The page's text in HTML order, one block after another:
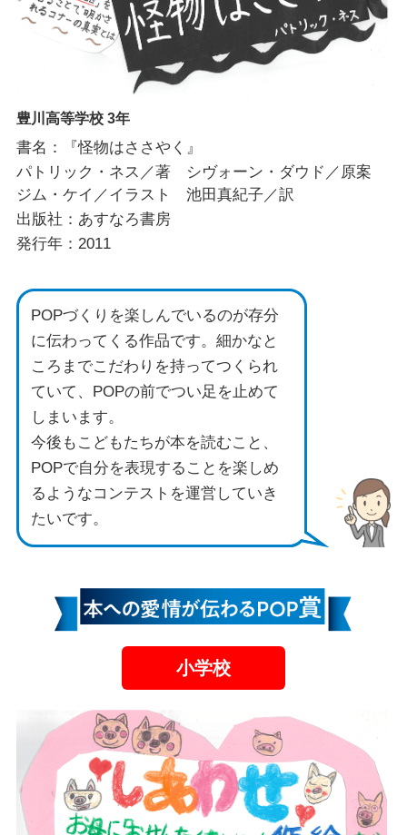
豊川高等学校 3年
書名：『怪物はささやく』
パトリック・ネス／著 シヴォーン・ダウド／原案
ジム・ケイ／イラスト 池田真紀子／訳
出版社：あすなろ書房
発行年：2011
POPづくりを楽しんでいるのが存分
に伝わってくる作品です。細かなと
ころまでこだわりを持ってつくられ
ていて、POPの前でつい足を止めて
しまいます。
今後もこどもたちが本を読むこと、
POPで自分を表現することを楽しめ
るようなコンテストを運営していき
たいです。
小学校